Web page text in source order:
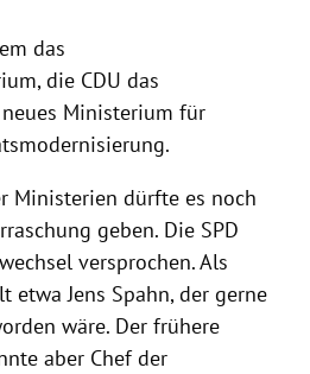
das
die CDU das
Ministerium für
Ministerien dürfte es noch
geben. Die SPD
versprochen. Als
etwa Jens Spahn, der gerne
wäre. Der frühere
aber Chef der